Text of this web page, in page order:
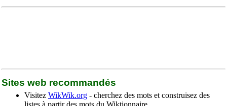
Sites web recommandés
Visitez WikWik.org - cherchez des mots et construisez des
listes à partir des mots du Wiktionnaire.